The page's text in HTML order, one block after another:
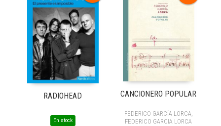
RADIOHEAD
En stock
CANCIONERO POPULAR
FEDERICO GARCÍA LORCA,
FEDERICO GARCIA LORCA